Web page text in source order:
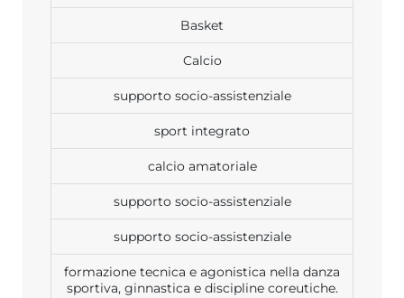
Basket
Calcio
supporto socio-assistenziale
sport integrato
calcio amatoriale
supporto socio-assistenziale
supporto socio-assistenziale
formazione tecnica e agonistica nella danza
sportiva, ginnastica e discipline coreutiche.